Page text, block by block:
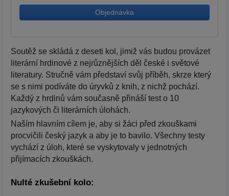
Soutěž se skládá z deseti kol, jimiž vás budou provázet
literární hrdinové z nejrůznějších děl české i světové
literatury. Stručně vám představí svůj příběh, skrze který
se s nimi podíváte do úryvků z knih, z nichž pochází.
Každý z hrdinů vám současně přináší test o 10
jazykových či literárních úlohách.
Naším hlavním cílem je, aby si žáci před zkouškami
procvičili český jazyk a aby je to bavilo. Všechny testy
vychází z úloh, které se vyskytovaly v jednotných
přijímacích zkouškách.
Nulté zkušební kolo:
Objednávka